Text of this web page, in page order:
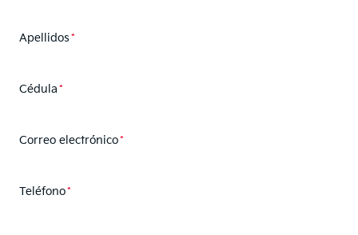
Apellidos
Cédula
Correo electrónico
Teléfono